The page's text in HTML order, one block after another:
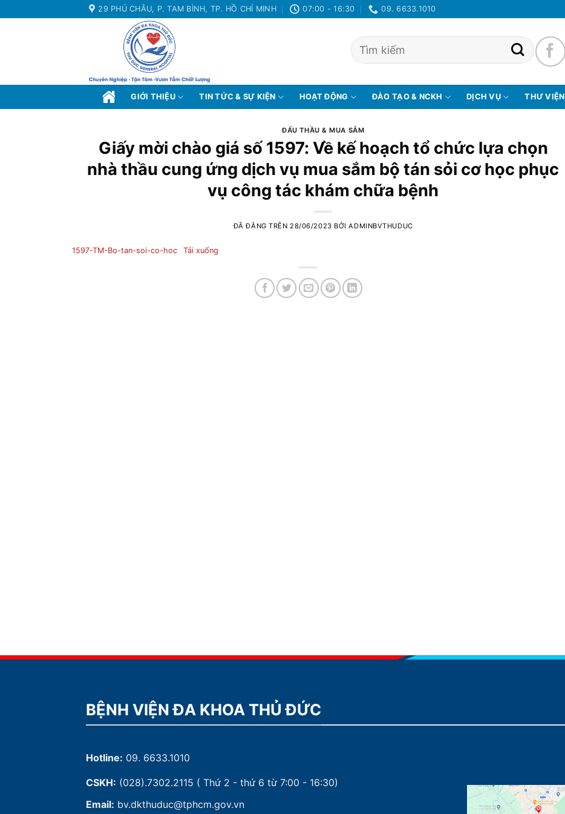
đến
29 PHÚ CHÂU, P. TAM BÌNH, TP. HỒ CHÍ MINH 07:00 - 16:30 09. 6633.1010
GIỚI THIỆU TIN TỨC & SỰ KIỆN HOẠT ĐỘNG ĐÀO TẠO & NCKH DỊCH VỤ THƯ VIỆN
ĐẤU THẦU & MUA SẮM
Giấy mời chào giá số 1597: Về kế hoạch tổ chức lựa chọn
nhà thầu cung ứng dịch vụ mua sắm bộ tán sỏi cơ học phục
vụ công tác khám chữa bệnh
ĐÃ ĐĂNG TRÊN 28/06/2023 BỞIADMINBVTHUDUC
1597-TM-Bo-tan-soi-co-hoc Tải xuống
BỆNH VIỆN ĐA KHOA THỦ ĐỨC
Hotline: 09. 6633.1010
CSKH: (028).7302.2115 ( Thứ 2 - thứ 6 từ 7:00 - 16:30)
Email: bv.dkthuduc@tphcm.gov.vn